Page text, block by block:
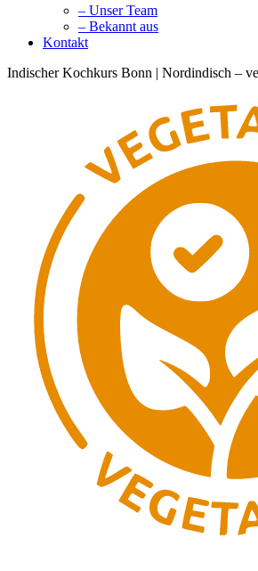
– Unser Team
– Bekannt aus
Kontakt
Indischer Kochkurs Bonn | Nordindisch –